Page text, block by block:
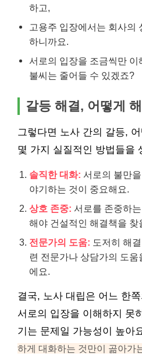
하고,
고용주 입장에서는 회사의
하니까요.
서로의 입장을 조금씩만 이
불씨는 줄어들 수 있겠죠?
갈등 해결, 어떻게
그렇다면 노사 간의 갈등,
몇 가지 실질적인 방법들을
솔직한 대화: 서로의 불만
야기하는 것이 중요해요.
상호 존중: 서로를 존중하
해야 건설적인 해결책을 찾
전문가의 도움: 도저히 해
련 전문가나 상담가의 도
에요.
결국, 노사 대립은 어느 한
서로의 입장을 이해하지 못
기는 문제일 가능성이 높아
하게 대화하는 것만이 곪아가